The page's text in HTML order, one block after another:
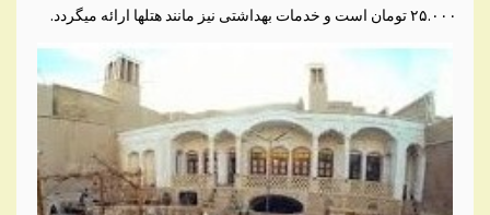
۲۵.۰۰۰ تومان است و خدمات بهداشتی نیز مانند هتلها ارائه میگردد.